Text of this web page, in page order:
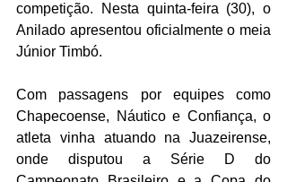
competição. Nesta quinta-feira (30), o
Anilado apresentou oficialmente o meia
Júnior Timbó.
Com passagens por equipes como
Chapecoense, Náutico e Confiança, o
atleta vinha atuando na Juazeirense,
onde disputou a Série D do